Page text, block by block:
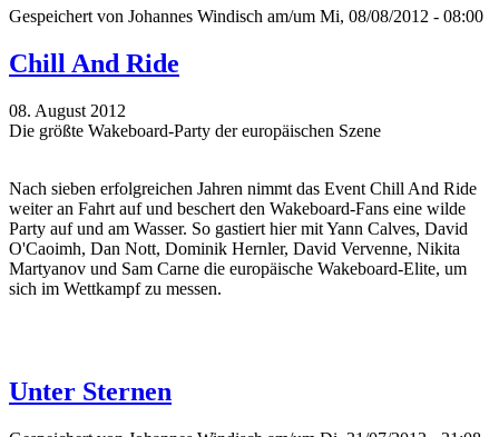
Gespeichert von Johannes Windisch am/um Mi, 08/08/2012 - 08:00
Chill And Ride
08. August 2012
Die größte Wakeboard-Party der europäischen Szene
Nach sieben erfolgreichen Jahren nimmt das Event Chill And Ride
weiter an Fahrt auf und beschert den Wakeboard-Fans eine wilde
Party auf und am Wasser. So gastiert hier mit Yann Calves, David
O'Caoimh, Dan Nott, Dominik Hernler, David Vervenne, Nikita
Martyanov und Sam Carne die europäische Wakeboard-Elite, um
sich im Wettkampf zu messen.
Unter Sternen